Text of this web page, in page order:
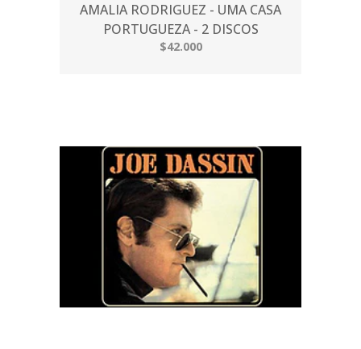
AMALIA RODRIGUEZ - UMA CASA
PORTUGUEZA - 2 DISCOS
$42.000